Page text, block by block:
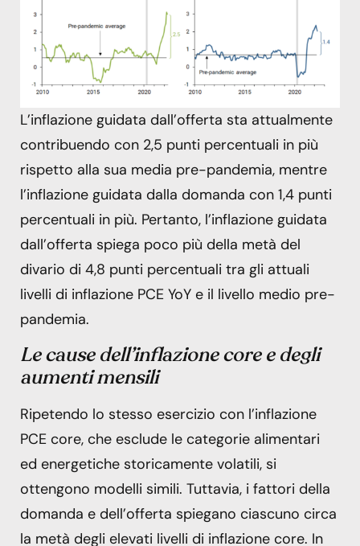
L’inflazione guidata dall’offerta sta attualmente
contribuendo con 2,5 punti percentuali in più
rispetto alla sua media pre-pandemia, mentre
l’inflazione guidata dalla domanda con 1,4 punti
percentuali in più. Pertanto, l’inflazione guidata
dall’offerta spiega poco più della metà del
divario di 4,8 punti percentuali tra gli attuali
livelli di inflazione PCE YoY e il livello medio pre-
pandemia.
Le cause dell’inflazione core e degli
aumenti mensili
Ripetendo lo stesso esercizio con l’inflazione
PCE core, che esclude le categorie alimentari
ed energetiche storicamente volatili, si
ottengono modelli simili. Tuttavia, i fattori della
domanda e dell’offerta spiegano ciascuno circa
la metà degli elevati livelli di inflazione core. In